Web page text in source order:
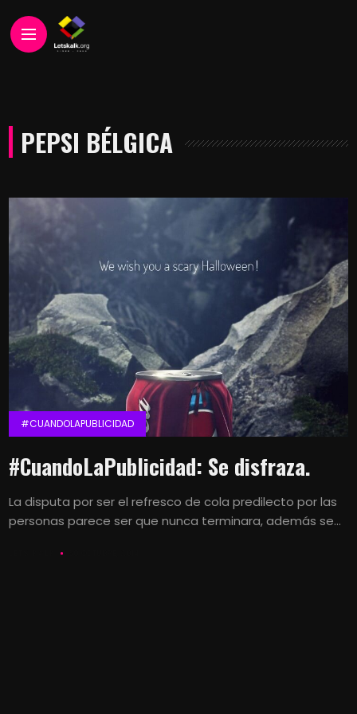
PEPSI BÉLGICA
#CUANDOLAPUBLICIDAD
#CuandoLaPublicidad: Se disfraza.
La disputa por ser el refresco de cola predilecto por las
personas parece ser que nunca terminara, además se...